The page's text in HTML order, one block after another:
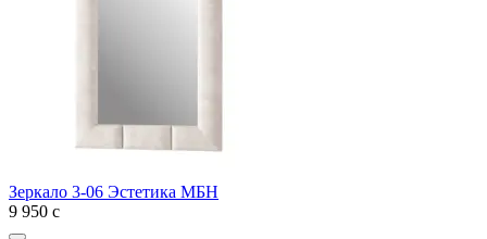
Зеркало 3-06 Эстетика МБН
9 950 с